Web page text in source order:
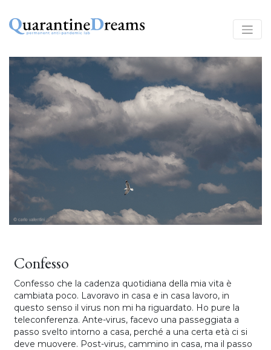
Confesso
Confesso che la cadenza quotidiana della mia vita è
cambiata poco. Lavoravo in casa e in casa lavoro, in
questo senso il virus non mi ha riguardato. Ho pure la
teleconferenza. Ante-virus, facevo una passeggiata a
passo svelto intorno a casa, perché a una certa età ci si
deve muovere. Post-virus, cammino in casa, ma il passo